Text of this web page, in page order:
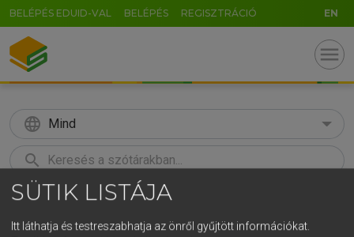
BELÉPÉS EDUID-VAL BELÉPÉS REGISZTRÁCIÓ EN
menu
language Mind
search
KERESÉS
SÜTIK LISTÁJA
Itt láthatja és testreszabhatja az önről gyűjtött információkat.
GR